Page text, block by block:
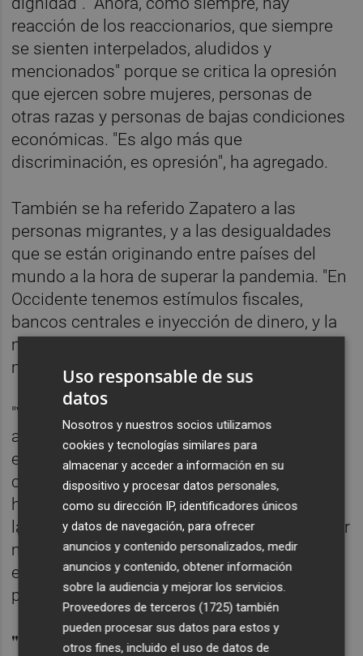
reacción de los reaccionarios, que siempre
se sienten interpelados, aludidos y
mencionados" porque se critica la opresión
que ejercen sobre mujeres, personas de
otras razas y personas de bajas condiciones
económicas. "Es algo más que
discriminación, es opresión", ha agregado.
También se ha referido Zapatero a las
personas migrantes, y a las desigualdades
que se están originando entre países del
mundo a la hora de superar la pandemia. "En
Occidente tenemos estímulos fiscales,
bancos centrales e inyección de dinero, y la
mitad del mundo no tiene nada", ha
manifestado.
"Van a llegar por tierra, mar y aire", ha
advertido. "No olvidemos que muchos de
esos jóvenes son hijos de la pobreza, no
conocen más que la pobreza y su único
horizonte vital es eso o perder la vida", ha
lamentado. "Vienen sin abrigo. No voy a decir
más, cruzan el Mediterráneo sin abrigo. ¿A
esos los vemos como una amenaza?", se ha
preguntado.
"Pereza política e intelectual"
Uso responsable de sus
datos
Nosotros y nuestros socios utilizamos
cookies y tecnologías similares para
almacenar y acceder a información en su
dispositivo y procesar datos personales,
como su dirección IP, identificadores únicos
y datos de navegación, para ofrecer
anuncios y contenido personalizados, medir
anuncios y contenido, obtener información
sobre la audiencia y mejorar los servicios.
Proveedores de terceros (1725) también
pueden procesar sus datos para estos y
otros fines, incluido el uso de datos de